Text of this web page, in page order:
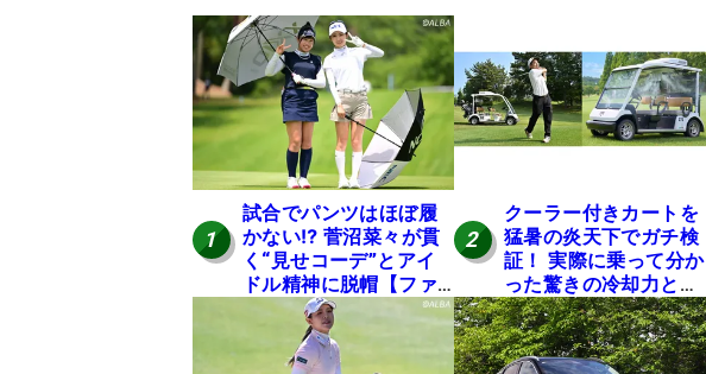
1
試合でパンツはほぼ履
かない⁉ 菅沼菜々が貫
く“見せコーデ”とアイ
ドル精神に脱帽【ファ
ンが選ぶ神10】
2
クーラー付きカートを
猛暑の炎天下でガチ検
証！ 実際に乗って分か
った驚きの冷却力と
は？